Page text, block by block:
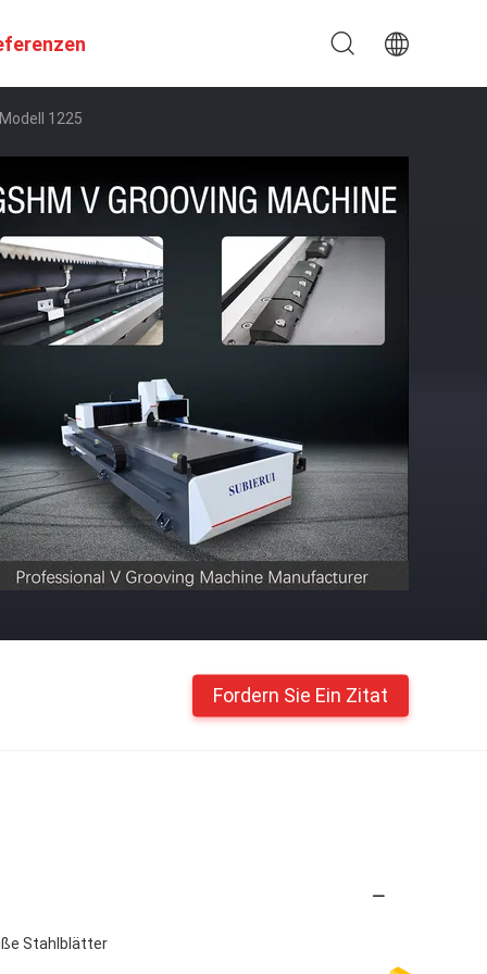
1225
Fordern Sie Ein Zitat
Stahlblätter